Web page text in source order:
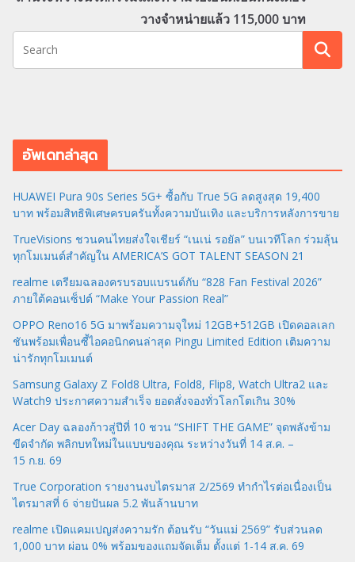
วางจำหน่ายแล้ว 115,000 บาท
อัพเดทล่าสุด
HUAWEI Pura 90s Series 5G+ ซื้อกับ True 5G ลดสูงสุด 19,400
บาท พร้อมสิทธิพิเศษครบครันทั้งความบันเทิง และบริการหลังการขาย
TrueVisions ชวนคนไทยส่งใจเชียร์ “เนเน่ รอยัล” บนเวทีโลก ร่วมลุ้น
ทุกโมเมนต์สำคัญใน AMERICA’S GOT TALENT SEASON 21
realme เตรียมฉลองครบรอบแบรนด์กับ “828 Fan Festival 2026”
ภายใต้คอนเซ็ปต์ “Make Your Passion Real”
OPPO Reno16 5G มาพร้อมความจุใหม่ 12GB+512GB เปิดคอลเลก
ชันพร้อมเพื่อนซี้ไอคอนิกคนล่าสุด Pingu Limited Edition เติมความ
น่ารักทุกโมเมนต์
Samsung Galaxy Z Fold8 Ultra, Fold8, Flip8, Watch Ultra2 และ
Watch9 ประกาศความสำเร็จ ยอดสั่งจองทั่วโลกโตเกิน 30%
Acer Day ฉลองก้าวสู่ปีที่ 10 ชวน “SHIFT THE GAME” จุดพลังข้าม
ขีดจำกัด พลิกบทใหม่ในแบบของคุณ ระหว่างวันที่ 14 ส.ค. –
15 ก.ย. 69
True Corporation รายงานงบไตรมาส 2/2569 ทำกำไรต่อเนื่องเป็น
ไตรมาสที่ 6 จ่ายปันผล 5.2 พันล้านบาท
realme เปิดแคมเปญส่งความรัก ต้อนรับ “วันแม่ 2569” รับส่วนลด
1,000 บาท ผ่อน 0% พร้อมของแถมจัดเต็ม ตั้งแต่ 1-14 ส.ค. 69